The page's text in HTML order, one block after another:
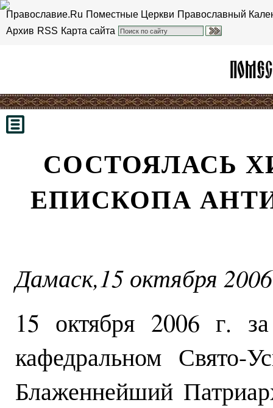
Православие.Ru Поместные Церкви Православный
Архив RSS Карта сайта
СОСТОЯЛАСЬ
ЕПИСКОПА
Дамаск,15 октября
15 октября 2006 г.
кафедральном Свято-
Блаженнейший